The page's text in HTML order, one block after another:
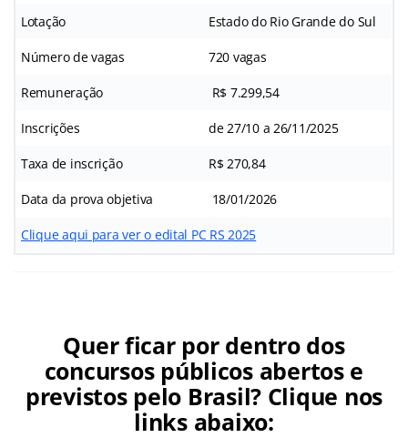
Lotação Estado do Rio Grande do Sul
Número de vagas 720 vagas
Remuneração R$ 7.299,54
Inscrições de 27/10 a 26/11/2025
Taxa de inscrição R$ 270,84
Data da prova objetiva 18/01/2026
Clique aqui para ver o edital PC RS 2025
Quer ficar por dentro dos
concursos públicos abertos e
previstos pelo Brasil? Clique nos
links abaixo: